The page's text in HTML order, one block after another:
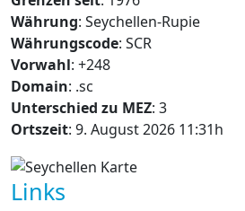
Währung: Seychellen-Rupie
Währungscode: SCR
Vorwahl: +248
Domain: .sc
Unterschied zu MEZ: 3
Ortszeit: 9. August 2026 11:31h
Links